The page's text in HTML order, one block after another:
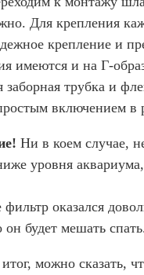
Для крепления
крепление и
имеются и на Г-
заборная трубка и
включением в
Ни в коем случае,
уровня
фильтр оказался
он будет мешать
можно сказать,